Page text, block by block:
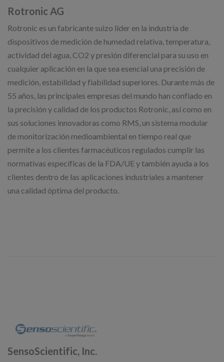
Rotronic AG
Rotronic es un fabricante suizo líder en la industria de
dispositivos de medición de humedad relativa, temperatura,
actividad del agua, CO2 y presión diferencial para su uso en
cualquier aplicación en la que sea esencial una precisión de
medición, estabilidad y fiabilidad superiores. Durante más de
55 años, las principales empresas del mundo han confiado en
la precisión y calidad de los productos Rotronic, así como en
sus soluciones innovadoras como RMS, un sistema modular
de monitorización medioambiental en tiempo real que
permite a los clientes farmacéuticos regulados cumplir las
normativas específicas de la FDA/UE y también ayuda a los
clientes dentro de las aplicaciones industriales a mantener
una calidad óptima del producto.
SensoScientific, Inc.